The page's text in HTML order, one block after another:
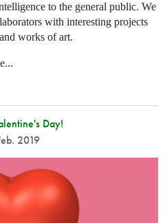
to the general public. We
with interesting projects
works of art.
Day!
2019